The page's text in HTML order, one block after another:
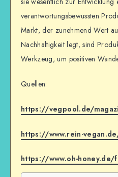
verantwortungsbewussten
Markt, der zunehmend Wert
Nachhaltigkeit legt, sind
Werkzeug, um positiven
Quellen:
https://vegpool.de/
https://www.rein-
https://www.oh-honey.de/